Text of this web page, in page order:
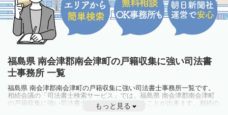
福島県 南会津郡南会津町の戸籍収集に強い司法書
士事務所 一覧
福島県 南会津郡南会津町の戸籍収集に強い司法書士事務所一覧です。
相続会議の「司法書士検索サービス」では、福島県 南会津郡南会津町
の戸籍収集に強い司法書士事務所を一覧で見ることが出来ます。相続の
トラブルやお悩みを抱えている方は一度近隣の司法書士に相談してみま
もっと見る